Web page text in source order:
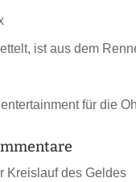
ist aus dem
für die
Kreislauf des Geldes